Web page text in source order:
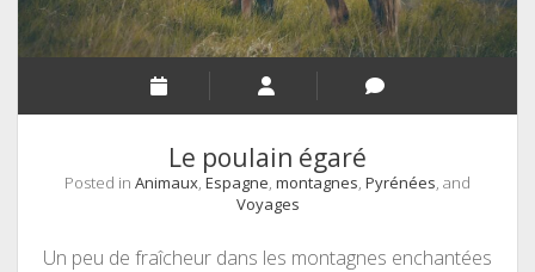
Le poulain égaré
Posted in Animaux, Espagne, montagnes, Pyrénées, and
Voyages
Un peu de fraîcheur dans les montagnes enchantées